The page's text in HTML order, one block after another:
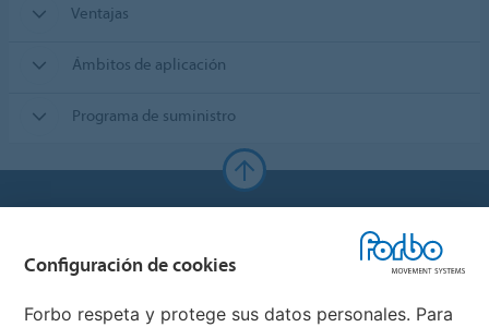
Ventajas
Ámbitos de aplicación
Programa de suministro
Forbo Websites
Forbo Group
Configuración de cookies
Forbo respeta y protege sus datos personales. Para